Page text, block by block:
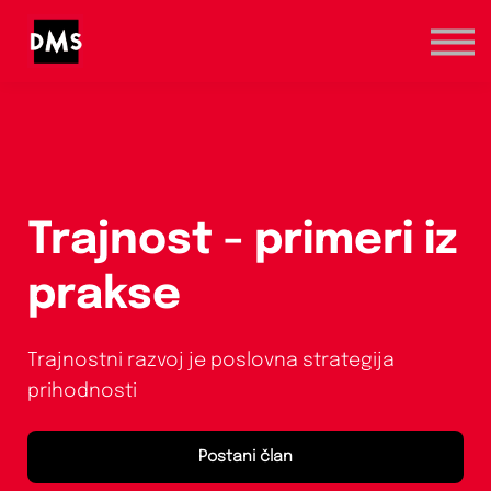
Trajnost - primeri iz
prakse
Trajnostni razvoj je poslovna strategija
prihodnosti
Postani član